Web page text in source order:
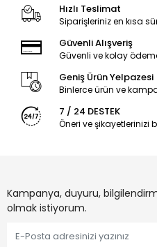
Hızlı Teslimat
Siparişleriniz en kısa
Güvenli Alışveriş
Güvenli ve kolay
Geniş Ürün Yelpazesi
Binlerce ürün ve
7 / 24 DESTEK
Öneri ve şikayetlerinizi
Kampanya, duyuru,
olmak istiyorum.